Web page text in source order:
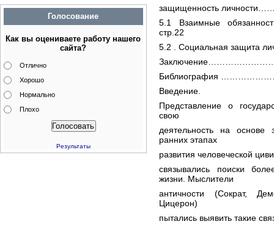
защищенность
5.1 Взаимные
стр.22
5.2 . Социальная
Библиография
Введение.
Представление о
свою
деятельность на
ранних этапах
развития человеческой
связывались поиски
жизни. Мыслители
античности (Сократ,
Цицерон)
пытались выявить такие
Голосование
Как вы оцениваете работу нашего
сайта?
Отлично
Хорошо
Нормально
Плохо
Результаты